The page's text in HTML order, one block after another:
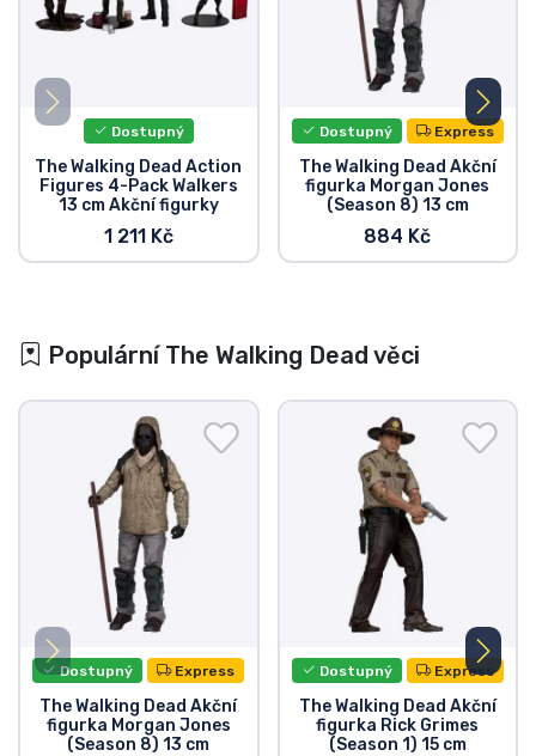
Dostupný
The Walking Dead Action
Figures 4-Pack Walkers
13 cm Akční figurky
1 211 Kč
Dostupný Express
The Walking Dead Akční
figurka Morgan Jones
(Season 8) 13 cm
884 Kč
Populární The Walking Dead věci
Dostupný Express
The Walking Dead Akční
figurka Morgan Jones
(Season 8) 13 cm
Dostupný Express
The Walking Dead Akční
figurka Rick Grimes
(Season 1) 15 cm